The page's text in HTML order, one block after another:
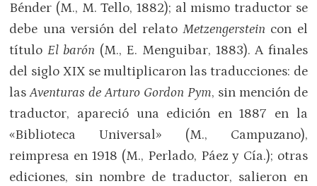
Bénder (M., M. Tello, 1882); al mismo traductor se
debe una versión del relatoMetzengerstein con el
título El barón (M., E. Menguibar, 1883). A finales
del siglo XIX se multiplicaron las traducciones: de
lasAventuras de Arturo Gordon Pym, sin mención de
traductor, apareció una edición en 1887 en la
«Biblioteca Universal» (M., Campuzano),
reimpresa en 1918 (M., Perlado, Páez y Cía.); otras
ediciones, sin nombre de traductor, salieron en